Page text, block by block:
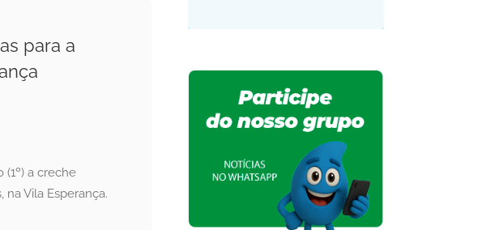
para a
a creche
na Vila Esperança.